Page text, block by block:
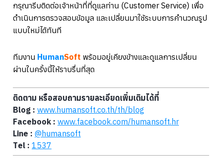
กรุณารีบติดต่อเจ้าหน้าที่ที่ดูแลท่าน (Customer Service) เพื่อ
ดำเนินการตรวจสอบข้อมูล และเปลี่ยนมาใช้ระบบการคำนวณรูป
แบบใหม่ได้ทันที
ทีมงาน HumanSoft พร้อมอยู่เคียงข้างและดูแลการเปลี่ยน
ผ่านในครั้งนี้ให้ราบรื่นที่สุด
ติดตาม หรือสอบถามรายละเอียดเพิ่มเติมได้ที่
Blog : www.humansoft.co.th/th/blog
Facebook : www.facebook.com/humansoft.hr
Line : @humansoft
Tel : 1537